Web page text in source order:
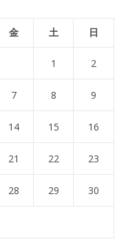
金 土 日
1 2
7 8 9
14 15 16
21 22 23
28 29 30